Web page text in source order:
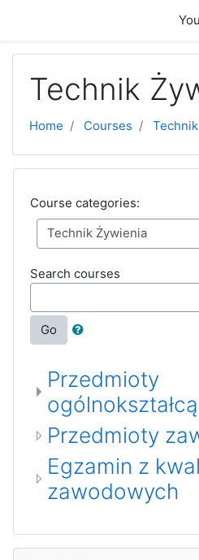
Technik
Home Courses
Course categories:
Search courses
Go
Przedmioty
Przedmioty
Egzamin z
zawodowych